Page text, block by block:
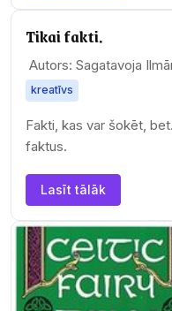
Tikai fakti.
Autors: Sagatavoja
kreatīvs
Fakti, kas var šokēt,
faktus.
Lasīt tālāk